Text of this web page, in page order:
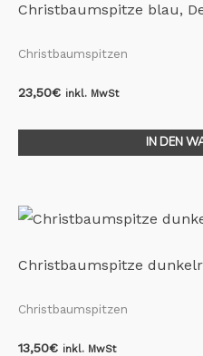
Christbaumspitze blau,
Christbaumspitzen
23,50€ inkl. MwSt
IN DEN
Christbaumspitze
Christbaumspitzen
13,50€ inkl. MwSt